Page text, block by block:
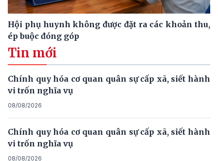
Hội phụ huynh không được đặt ra các khoản thu,
ép buộc đóng góp
Tin mới
Chính quy hóa cơ quan quân sự cấp xã, siết hành
vi trốn nghĩa vụ
08/08/2026
Chính quy hóa cơ quan quân sự cấp xã, siết hành
vi trốn nghĩa vụ
08/08/2026